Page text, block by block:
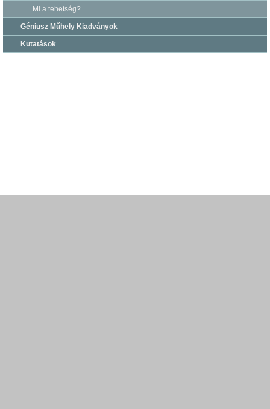
Mi a tehetség?
Géniusz Műhely Kiadványok
Kutatások